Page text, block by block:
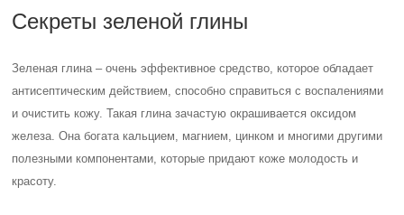
Секреты зеленой глины
Зеленая глина – очень эффективное средство, которое обладает
антисептическим действием, способно справиться с воспалениями
и очистить кожу. Такая глина зачастую окрашивается оксидом
железа. Она богата кальцием, магнием, цинком и многими другими
полезными компонентами, которые придают коже молодость и
красоту.